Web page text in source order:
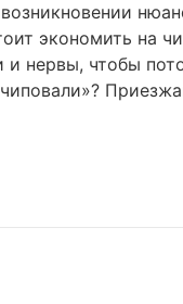
экономить на
нервы, чтобы